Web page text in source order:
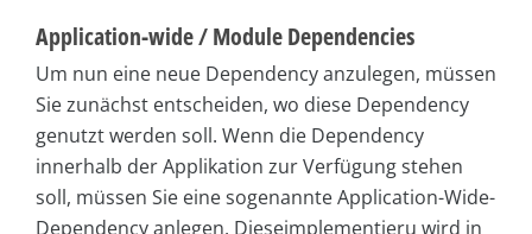
Application-wide / Module Dependencies
Um nun eine neue Dependency anzulegen, müssen
Sie zunächst entscheiden, wo diese Dependency
genutzt werden soll. Wenn die Dependency
innerhalb der Applikation zur Verfügung stehen
soll, müssen Sie eine sogenannte Application-Wide-
Dependency anlegen. Dieseimplementieru wird in